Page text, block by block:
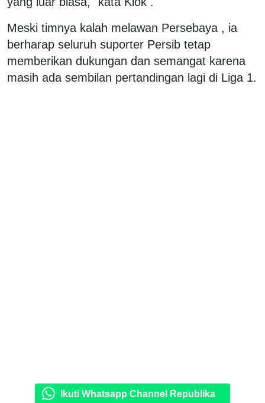
Meski timnya kalah melawan Persebaya , ia
berharap seluruh suporter Persib tetap
memberikan dukungan dan semangat karena
masih ada sembilan pertandingan lagi di Liga 1.
Ikuti Whatsapp Channel Republika